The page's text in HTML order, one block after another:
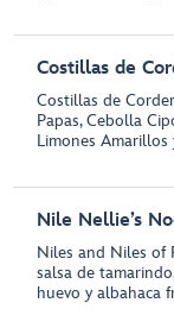
Costillas de
Costillas de
Papas, Cebolla
Limones Amarillos
Nile Nellie’s
Niles and Niles of
salsa de
huevo y albahaca